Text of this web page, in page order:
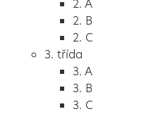
2. A
2. B
2. C
3. třída
3. A
3. B
3. C